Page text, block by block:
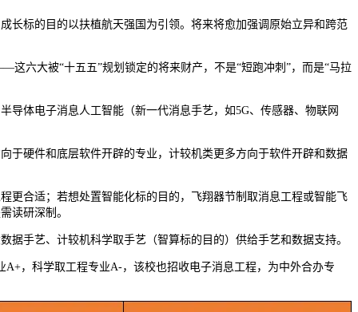
标的目的以扶植航天强国为引领。将来将愈加强调原始立异和跨范
大被“十五五”规划锁定的将来财产，不是“短跑冲刺”，而是“马拉
体电子消息人工智能（新一代消息手艺，如5G、传感器、物联网
硬件和底层软件开辟的专业，计较机类更多方向于软件开辟和数据
合适；若想处置智能化标的目的，飞翔器节制取消息工程或智能飞
读研深制。
艺、计较机科学取手艺（智算标的目的）供给手艺和数据支持。
，科学取工程专业A-，该校也招收电子消息工程，为中外合办专